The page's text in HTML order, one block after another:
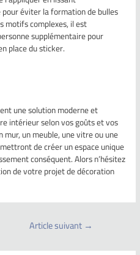
éviter la formation de bulles
motifs complexes, il est
supplémentaire pour
place du sticker.
une solution moderne et
intérieur selon vos goûts et vos
mur, un meuble, une vitre ou une
de créer un espace unique
conséquent. Alors n’hésitez
de votre projet de décoration
Article suivant →